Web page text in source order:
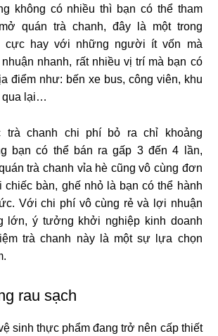
không có nhiều thì bạn có thể tham
quán trà chanh, đây là một trong
cực hay với những người ít vốn mà
nhanh, rất nhiều vị trí mà bạn có
điểm như: bến xe bus, công viên, khu
qua lại…
trà chanh chi phí bỏ ra chỉ khoảng
bạn có thể bán ra gấp 3 đến 4 lần,
trà chanh vỉa hè cũng vô cùng đơn
chiếc bàn, ghế nhỏ là bạn có thể hành
Với chi phí vô cùng rẻ và lợi nhuận
lớn, ý tưởng khởi nghiệp kinh doanh
trà chanh này là một sự lựa chọn
rau sạch
sinh thực phẩm đang trở nên cấp thiết